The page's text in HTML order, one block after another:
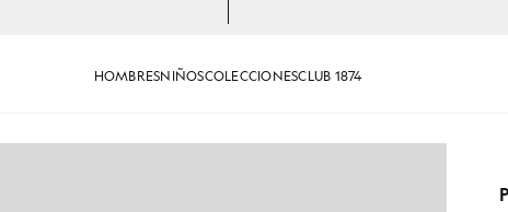
HOMBRESNIÑOSCOLECCIONESCLUB 1874